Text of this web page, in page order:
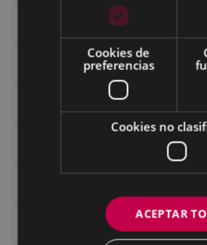
Revista "Eibar"
Revista "Gure Herria"
Cookies de
preferencias
Cookies no
ACEPTAR